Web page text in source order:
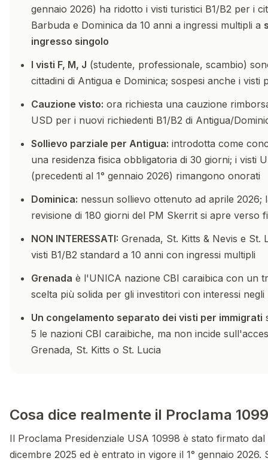
gennaio 2026) ha ridotto i visti turistici B1/B2 per i
Barbuda e Dominica da 10 anni a ingressi multipli a
ingresso singolo
I visti F, M, J (studente, professionale, scambio)
cittadini di Antigua e Dominica; sospesi anche i visti
Cauzione visto: ora richiesta una cauzione
USD per i nuovi richiedenti B1/B2 di Antigua/
Sollievo parziale per Antigua: introdotta come
una residenza fisica obbligatoria di 30 giorni; i visti
(precedenti al 1° gennaio 2026) rimangono onorati
Dominica: nessun sollievo ottenuto ad aprile 2026;
revisione di 180 giorni del PM Skerrit si apre verso
NON INTERESSATI: Grenada, St. Kitts & Nevis e St.
visti B1/B2 standard a 10 anni con ingressi multipli
Grenada è l'UNICA nazione CBI caraibica con un
scelta più solida per gli investitori con interessi
Un congelamento separato dei visti per immigrati
5 le nazioni CBI caraibiche, ma non incide
Grenada, St. Kitts o St. Lucia
Cosa dice realmente il Proclama
Il Proclama Presidenziale USA 10998 è stato firmato
dicembre 2025 ed è entrato in vigore il 1° gennaio 2026.